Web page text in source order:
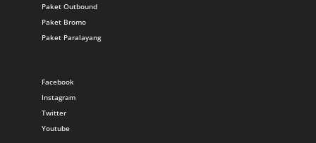
Paket Outbound
Paket Bromo
Paket Paralayang
Facebook
Instagram
Twitter
Youtube